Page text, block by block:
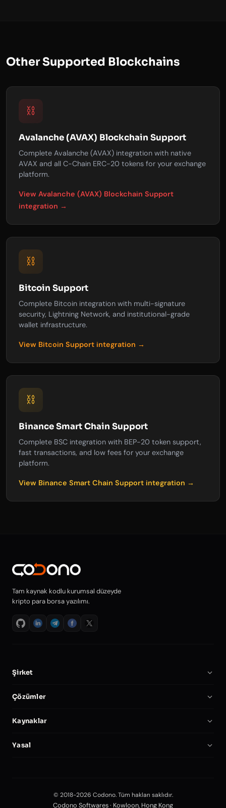
Other Supported Blockchains
⛓️
Avalanche (AVAX) Blockchain Support
Complete Avalanche (AVAX) integration with native
AVAX and all C-Chain ERC-20 tokens for your exchange
platform.
View Avalanche (AVAX) Blockchain Support
integration →
⛓️
Bitcoin Support
Complete Bitcoin integration with multi-signature
security, Lightning Network, and institutional-grade
wallet infrastructure.
View Bitcoin Support integration →
⛓️
Binance Smart Chain Support
Complete BSC integration with BEP-20 token support,
fast transactions, and low fees for your exchange
platform.
View Binance Smart Chain Support integration →
Tam kaynak kodlu kurumsal düzeyde
kripto para borsa yazılımı.
Şirket
Hakkımızda
Ortaklar
Karşılaştır
Çözümler
Kripto Borsa Yazılımı
Kripto Borsa Script
Forex İşlem Yazılımı
Kaynaklar
Dokümantasyon
Yasal
Editorial Policy© 2018-2026 Codono. Tüm hakları saklıdır.
Codono Softwares · Kowloon, Hong Kong